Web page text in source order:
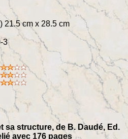
21.5 cm x 28.5 cm
3
sa structure, de B. Daudé, Ed.
avec 176 pages